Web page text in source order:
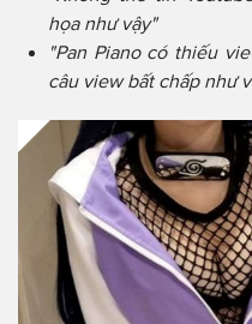
họa như vậy"
"Pan Piano có thiếu
câu view bất chấp như